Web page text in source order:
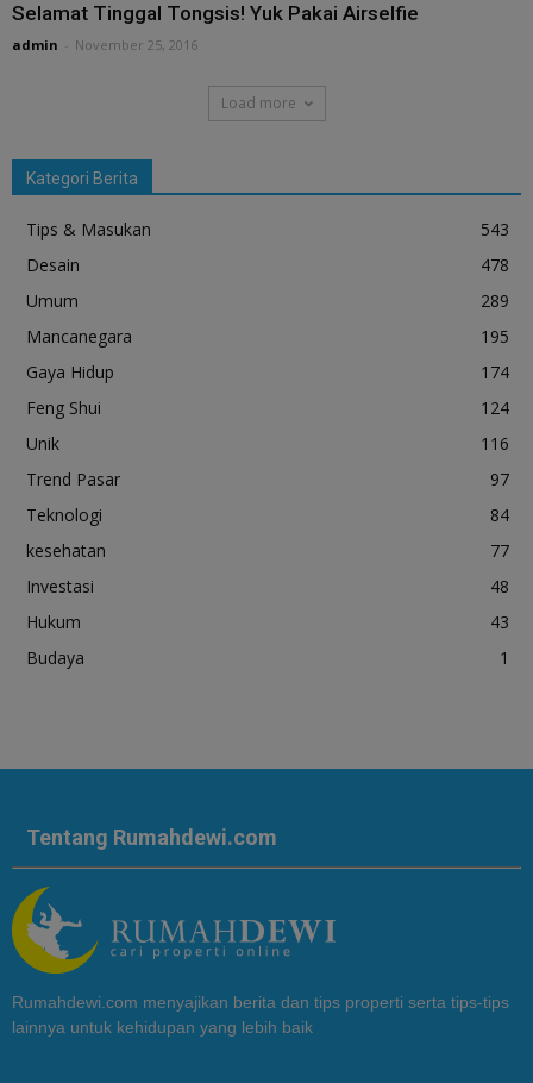
Selamat Tinggal Tongsis! Yuk Pakai Airselfie
admin November 25, 2016
Load more
Kategori Berita
Tips & Masukan
543
Desain
478
Umum
289
Mancanegara
195
Gaya Hidup
174
Feng Shui
124
Unik
116
Trend Pasar
97
Teknologi
84
kesehatan
77
Investasi
48
Hukum
43
Budaya
1
Tentang Rumahdewi.com
Rumahdewi.com menyajikan berita dan tips properti serta tips-tips
lainnya untuk kehidupan yang lebih baik